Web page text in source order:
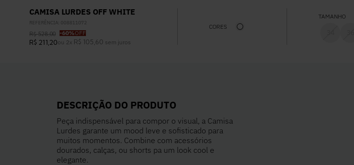
CAMISA LURDES OFF WHITE
REFERÊNCIA: 008811072
R$ 528,00 -60%OFF
R$ 211,20ou 2x R$ 105 60 sem juros
CORES
TAMANHO
DESCRIÇÃO DO PRODUTO
Peça indispensável para compor o visual, a Camisa
Lurdes garante um mood leve e sofisticado para
muitos momentos. Combine com acessórios
dourados, calças, ou shorts pa um look cool e
elegante.